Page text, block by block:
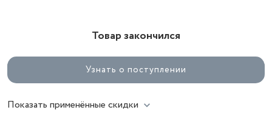
Товар закончился
Узнать о поступлении
Показать применённые скидки